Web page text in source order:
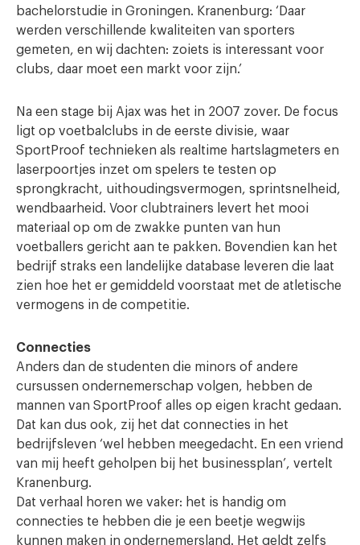
bachelorstudie in Groningen. Kranenburg: ‘Daar
werden verschillende kwaliteiten van sporters
gemeten, en wij dachten: zoiets is interessant voor
clubs, daar moet een markt voor zijn.’
Na een stage bij Ajax was het in 2007 zover. De focus
ligt op voetbalclubs in de eerste divisie, waar
SportProof technieken als realtime hartslagmeters en
laserpoortjes inzet om spelers te testen op
sprongkracht, uithoudingsvermogen, sprintsnelheid,
wendbaarheid. Voor clubtrainers levert het mooi
materiaal op om de zwakke punten van hun
voetballers gericht aan te pakken. Bovendien kan het
bedrijf straks een landelijke database leveren die laat
zien hoe het er gemiddeld voorstaat met de atletische
vermogens in de competitie.
Connecties
Anders dan de studenten die minors of andere
cursussen ondernemerschap volgen, hebben de
mannen van SportProof alles op eigen kracht gedaan.
Dat kan dus ook, zij het dat connecties in het
bedrijfsleven ‘wel hebben meegedacht. En een vriend
van mij heeft geholpen bij het businessplan’, vertelt
Kranenburg.
Dat verhaal horen we vaker: het is handig om
connecties te hebben die je een beetje wegwijs
kunnen maken in ondernemersland. Het geldt zelfs